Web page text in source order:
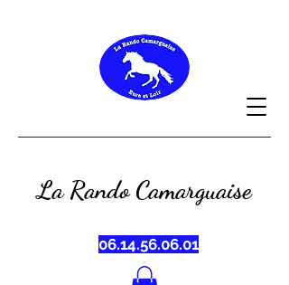
La Rando Camarguaise
06.14.56.06.01